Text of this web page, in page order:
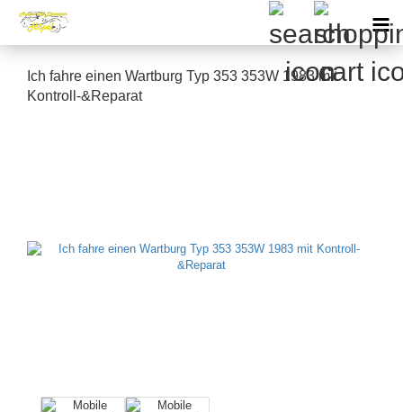
Ich fahre einen Wartburg Typ 353 353W 1983 mit
Kontroll-&Reparat